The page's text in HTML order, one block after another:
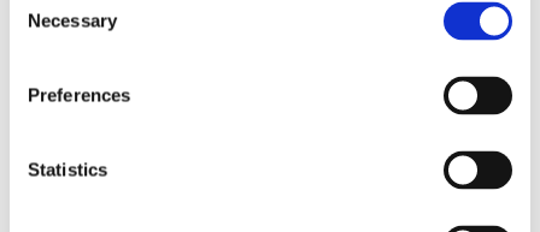
Selection
Necessary
Preferences
Statistics